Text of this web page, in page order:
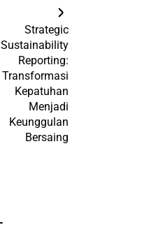
Strategic
Sustainability
Reporting:
Transformasi
Kepatuhan
Menjadi
Keunggulan
Bersaing